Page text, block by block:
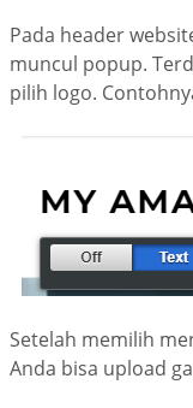
Pada header
muncul popup.
pilih logo.
Setelah memilih
Anda bisa upload